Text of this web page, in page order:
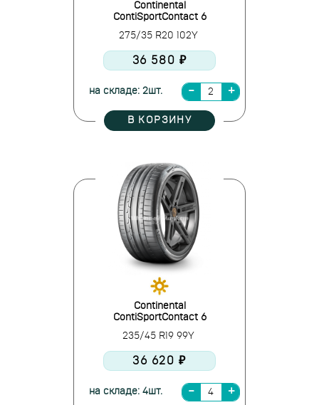
Continental
ContiSportContact 6
275/35 R20 102Y
36 580 ₽
на складе: 2шт.
В КОРЗИНУ
Continental
ContiSportContact 6
235/45 R19 99Y
36 620 ₽
на складе: 4шт.